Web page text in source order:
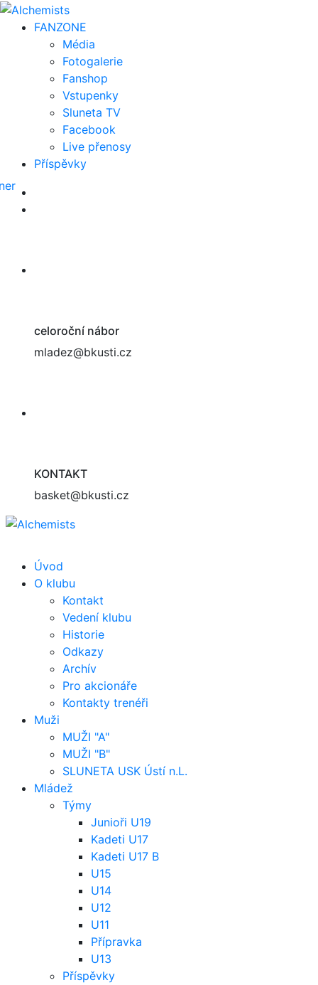
FANZONE
Média
Fotogalerie
Fanshop
Vstupenky
Sluneta TV
Facebook
Live přenosy
Příspěvky
celoroční nábor
mladez@bkusti.cz
KONTAKT
basket@bkusti.cz
Úvod
O klubu
Kontakt
Vedení klubu
Historie
Odkazy
Archív
Pro akcionáře
Kontakty trenéři
Muži
MUŽI "A"
MUŽI "B"
SLUNETA USK Ústí n.L.
Mládež
Týmy
Junioři U19
Kadeti U17
Kadeti U17 B
U15
U14
U12
U11
Přípravka
U13
Příspěvky